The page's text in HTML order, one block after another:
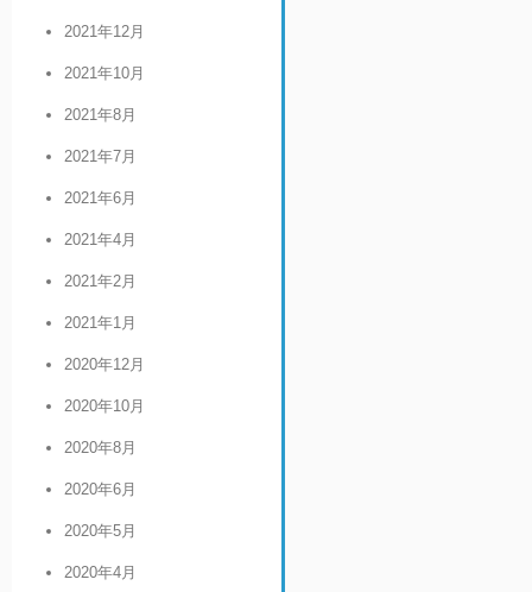
2021年12月
2021年10月
2021年8月
2021年7月
2021年6月
2021年4月
2021年2月
2021年1月
2020年12月
2020年10月
2020年8月
2020年6月
2020年5月
2020年4月